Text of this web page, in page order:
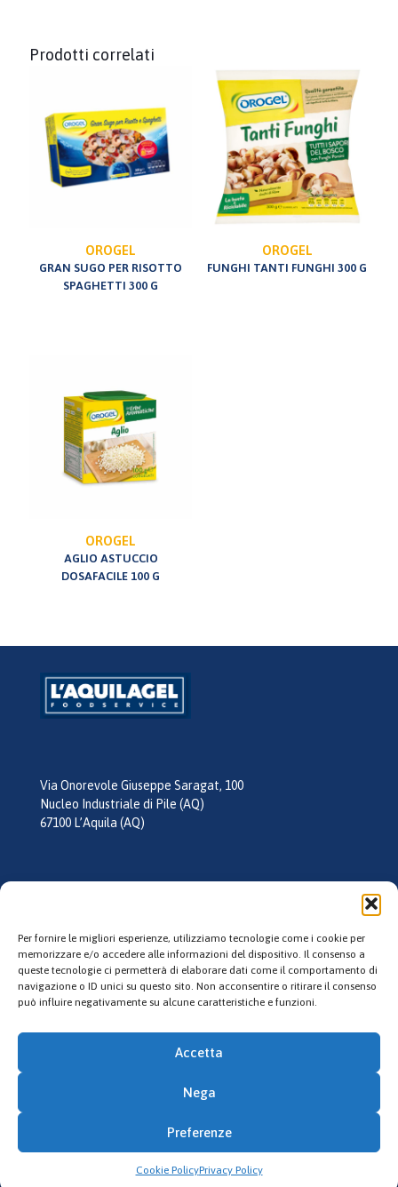
Per fornire le migliori esperienze, utilizziamo tecnologie come i cookie per
memorizzare e/o accedere alle informazioni del dispositivo. Il consenso a
queste tecnologie ci permetterà di elaborare dati come il comportamento di
navigazione o ID unici su questo sito. Non acconsentire o ritirare il consenso
può influire negativamente su alcune caratteristiche e funzioni.
Accetta
Nega
Preferenze
Cookie PolicyPrivacy Policy
Prodotti correlati
OROGEL
GRAN SUGO PER RISOTTO
SPAGHETTI 300 G
OROGEL
FUNGHI TANTI FUNGHI 300 G
OROGEL
AGLIO ASTUCCIO
DOSAFACILE 100 G
Via Onorevole Giuseppe Saragat, 100
Nucleo Industriale di Pile (AQ)
67100 L’Aquila (AQ)
Follow us
Credits